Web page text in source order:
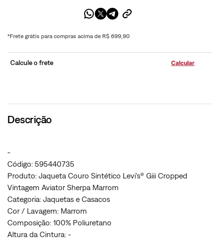
*Frete grátis para compras acima de R$ 699,90
Calcule o frete
Descrição
-
Código: 595440735
Produto: Jaqueta Couro Sintético Levi's® Giii Cropped
Vintagem Aviator Sherpa Marrom
Categoria: Jaquetas e Casacos
Cor / Lavagem: Marrom
Composição: 100% Poliuretano
Altura da Cintura: -